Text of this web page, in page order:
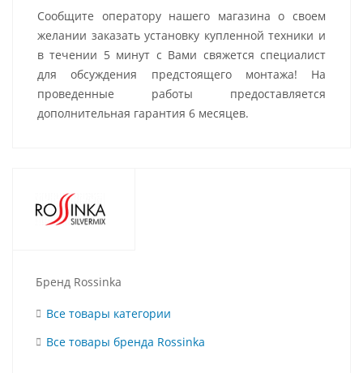
Сообщите оператору нашего магазина о своем
желании заказать установку купленной техники и
в течении 5 минут с Вами свяжется специалист
для обсуждения предстоящего монтажа! На
проведенные работы предоставляется
дополнительная гарантия 6 месяцев.
Бренд Rossinka
Все товары категории
Все товары бренда Rossinka